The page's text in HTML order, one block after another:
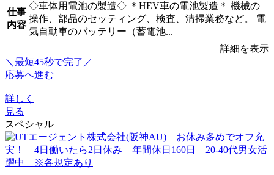
仕事
内容
◇車体用電池の製造◇ ＊HEV車の電池製造＊ 機械の
操作、部品のセッティング、検査、清掃業務など。 電
気自動車のバッテリー（蓄電池...
詳細を表示
＼最短45秒で完了／
応募へ進む
詳しく
見る
スペシャル